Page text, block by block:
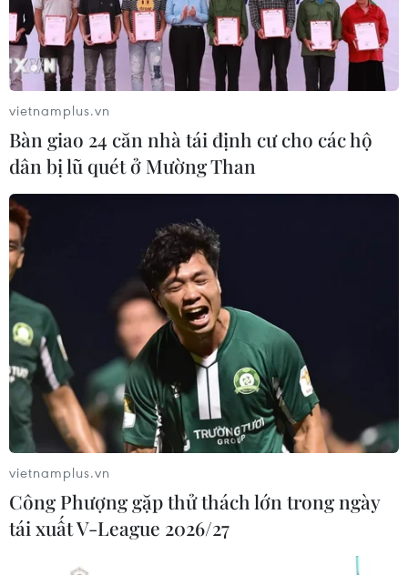
TIN CÙNG CHUYÊN MỤC
Buổi hòa nhạc kéo dài 639 năm vừa
mới hoàn thành 4% hành trình
vietnamplus.vn
Bàn giao 24 căn nhà tái định cư cho các hộ
dân bị lũ quét ở Mường Than
vietnamplus.vn
Công Phượng gặp thử thách lớn trong ngày
tái xuất V-League 2026/27